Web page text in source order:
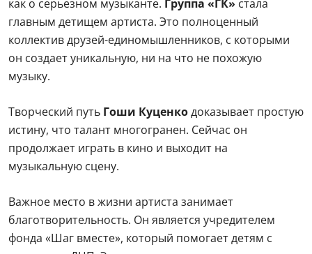
как о серьезном музыканте. Группа «ГК» стала
главным детищем артиста. Это полноценный
коллектив друзей-единомышленников, с которыми
он создает уникальную, ни на что не похожую
музыку.
Творческий путь Гоши Куценкодоказывает простую
истину, что талант многогранен. Сейчас он
продолжает играть в кино и выходит на
музыкальную сцену.
Важное место в жизни артиста занимает
благотворительность. Он является учредителем
фонда «Шаг вместе», который помогает детям с